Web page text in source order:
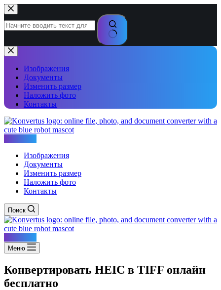
Перейти
к
сути
Ничего
не
найденоИзображения
Документы
Изменить размер
Наложить фото
Контакты
Изображения
Документы
Изменить размер
Наложить фото
Контакты
Поиск
Меню
Конвертировать HEIC в TIFF онлайн
бесплатно